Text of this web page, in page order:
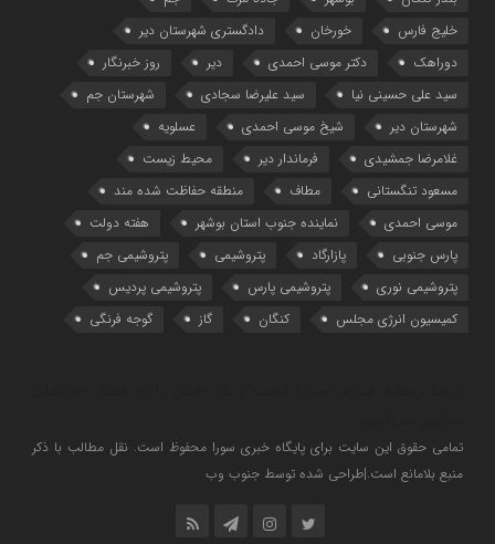
خلیج فارس
خورخان
دادگستری شهرستان دیر
دوراهک
دکتر موسی احمدی دیر
روز خبرنگار
سید علی حسینی نیا
سید علیرضا سجادی
شهرستان جم
شهرستان دیر
شیخ موسی احمدی
عسلویه
غلامرضا جمشیدی
فرماندار دیر
محیط زیست
مسعود تنگستانی
مطاف
منطقه حفاظت شده مند
موسی احمدی
نماینده جنوب استان بوشهر
هفته دولت
پارس جنوبی
پازارگاد پتروشیمی
پتروشیمی جم
پتروشیمی نوری
پتروشیمی پارس
پتروشیمی پردیس
کمیسیون انرژی مجلس
کنگان گاز گوجه فرنگی
تمامی حقوق این سایت برای پایگاه خبری سورا محفوظ است. نقل مطالب با ذکر
منبع بلامانع است.|طراحی شده توسط جنوب وب